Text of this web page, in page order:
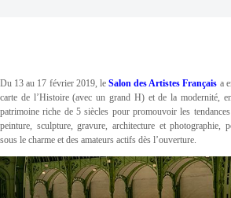
Du 13 au 17 février 2019, le Salon des Artistes Français a
carte de l’Histoire (avec un grand H) et de la modernité,
patrimoine riche de 5 siècles pour promouvoir les
peinture, sculpture, gravure, architecture et photographie,
sous le charme et des amateurs actifs dès l’ouverture.